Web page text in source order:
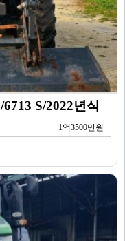
S/2022년식
1억3500만원